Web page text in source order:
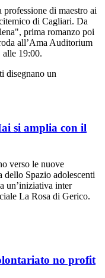
professione di maestro ai
di Cagliari. Da
prima romanzo poi
all’Ama Auditorium
19:00.
si amplia con il
verso le nuove
dello Spazio adolescenti
un’iniziativa inter
La Rosa di Gerico.
no profit